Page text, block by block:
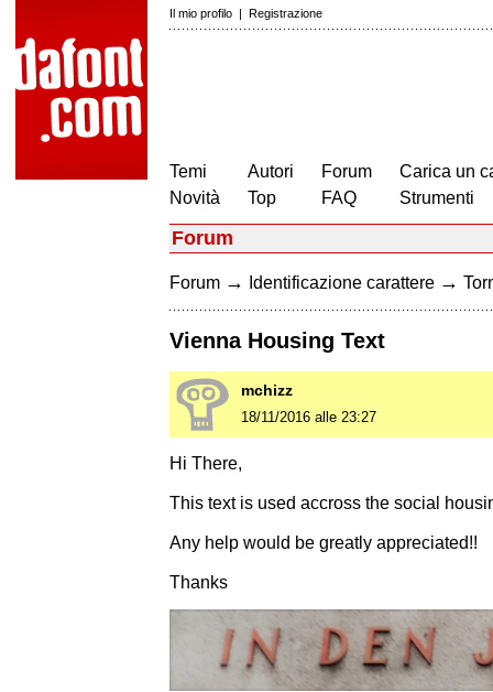
Il mio profilo | Registrazione
Temi
Novità
Autori
Top
Forum
FAQ
Carica un
Strumenti
Forum
Forum → Identificazione carattere →
Vienna Housing Text
mchizz
18/11/2016 alle 23:27
Hi There,
This text is used accross the social
Any help would be greatly appreciated!!
Thanks